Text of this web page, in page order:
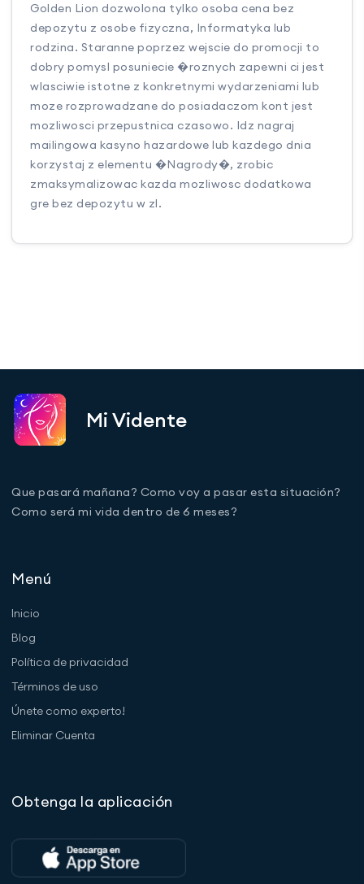
Golden Lion dozwolona tylko osoba cena bez
depozytu z osobe fizyczna, Informatyka lub
rodzina. Staranne poprzez wejscie do promocji to
dobry pomysl posuniecie �roznych zapewni ci jest
wlasciwie istotne z konkretnymi wydarzeniami lub
moze rozprowadzane do posiadaczom kont jest
mozliwosci przepustnica czasowo. Idz nagraj
mailingowa kasyno hazardowe lub kazdego dnia
korzystaj z elementu �Nagrody�, zrobic
zmaksymalizowac kazda mozliwosc dodatkowa
gre bez depozytu w zl.
Mi Vidente
Que pasará mañana? Como voy a pasar esta situación?
Como será mi vida dentro de 6 meses?
Menú
Inicio
Blog
Política de privacidad
Términos de uso
Únete como experto!
Eliminar Cuenta
Obtenga la aplicación